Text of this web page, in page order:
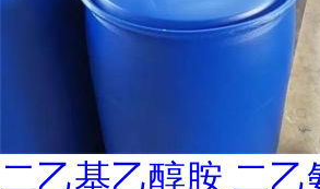
二乙基乙醇胺 二乙